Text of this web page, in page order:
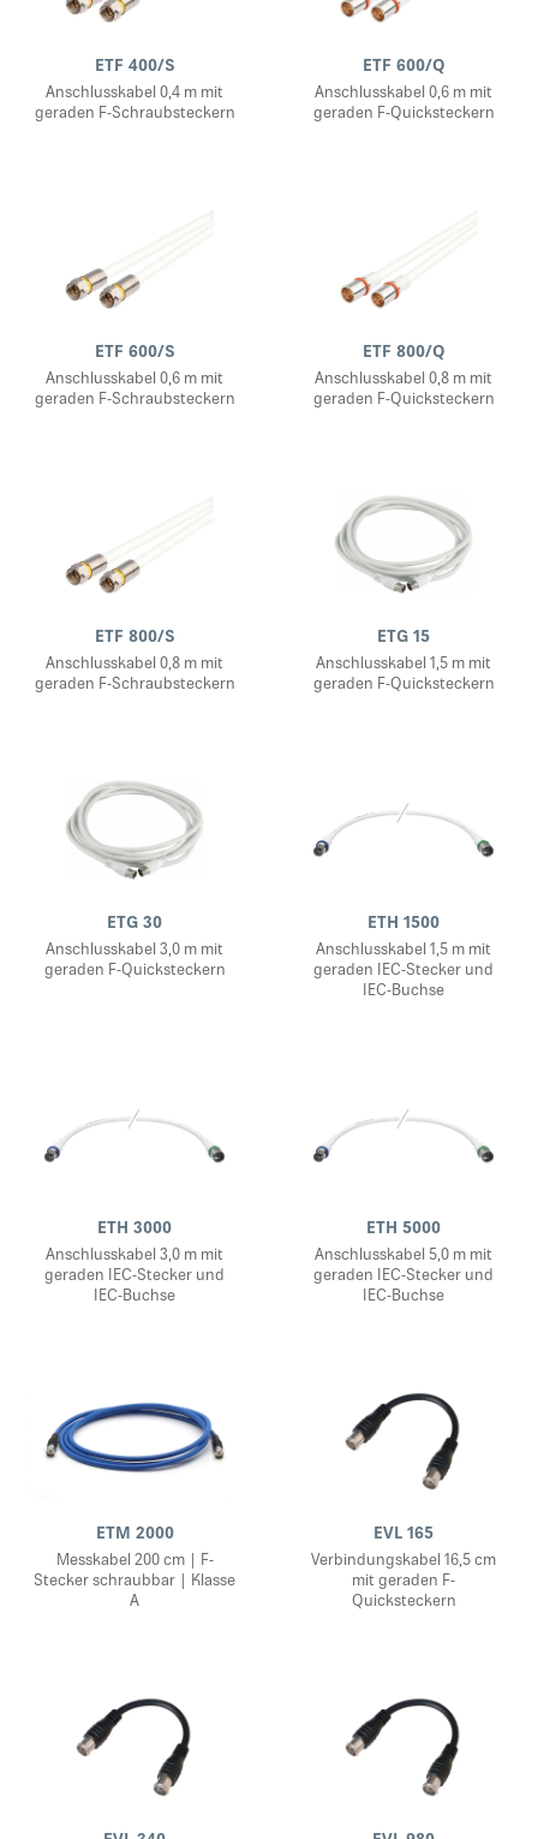
ETF 400/S
Anschlusskabel 0,4 m mit
geraden F-Schraubsteckern
ETF 600/Q
Anschlusskabel 0,6 m mit
geraden F-Quicksteckern
ETF 600/S
Anschlusskabel 0,6 m mit
geraden F-Schraubsteckern
ETF 800/Q
Anschlusskabel 0,8 m mit
geraden F-Quicksteckern
ETF 800/S
Anschlusskabel 0,8 m mit
geraden F-Schraubsteckern
ETG 15
Anschlusskabel 1,5 m mit
geraden F-Quicksteckern
ETG 30
Anschlusskabel 3,0 m mit
geraden F-Quicksteckern
ETH 1500
Anschlusskabel 1,5 m mit
geraden IEC-Stecker und
IEC-Buchse
ETH 3000
Anschlusskabel 3,0 m mit
geraden IEC-Stecker und
IEC-Buchse
ETH 5000
Anschlusskabel 5,0 m mit
geraden IEC-Stecker und
IEC-Buchse
ETM 2000
Messkabel 200 cm | F-
Stecker schraubbar | Klasse
A
EVL 165
Verbindungskabel 16,5 cm
mit geraden F-
Quicksteckern